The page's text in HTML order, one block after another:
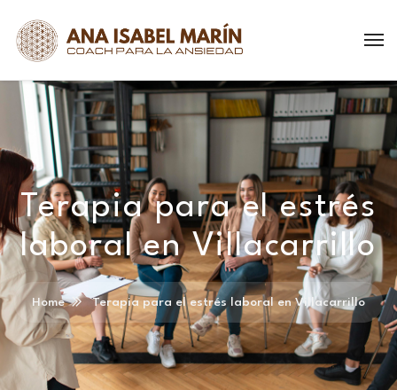
Terapia para el estrés
laboral en Villacarrillo
Home Terapia para el estrés laboral en Villacarrillo